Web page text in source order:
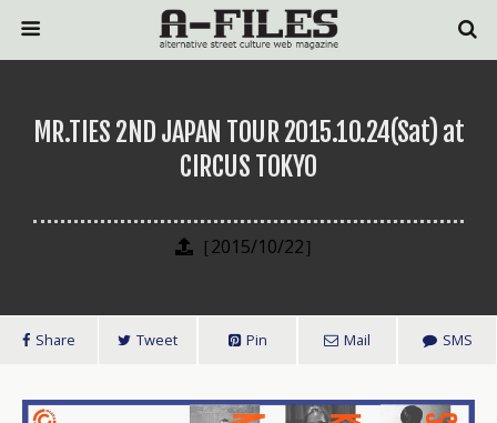
MR.TIES 2ND JAPAN TOUR 2015.10.24(Sat) at
CIRCUS TOKYO
［2015/10/22］
Share Tweet Pin Mail SMS